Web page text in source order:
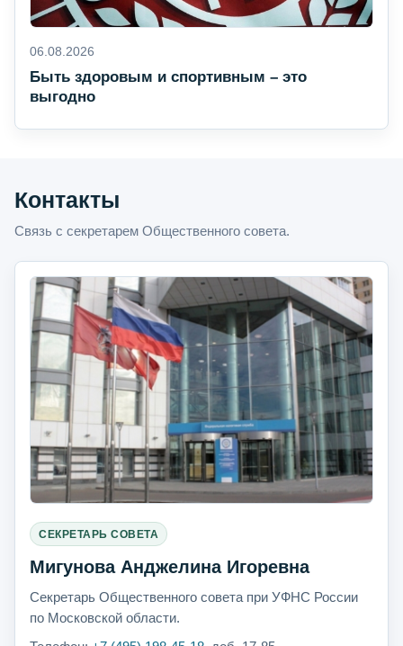
06.08.2026
Быть здоровым и спортивным – это
выгодно
Контакты
Связь с секретарем Общественного совета.
СЕКРЕТАРЬ СОВЕТА
Мигунова Анджелина Игоревна
Секретарь Общественного совета при УФНС России
по Московской области.